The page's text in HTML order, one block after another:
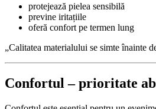
protejează pielea sensibilă
previne iritațiile
oferă confort pe termen lung
„Calitatea materialului se simte înainte
Confortul – prioritate